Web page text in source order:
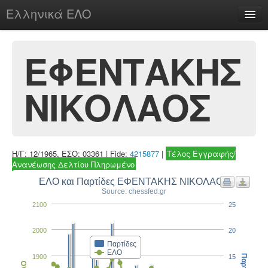
Ελληνικά ΕΛΟ
chesstu.be @ discord
Login
ΕΦΕΝΤΑΚΗΣ
ΝΙΚΟΛΑΟΣ
Η/Γ: 12/1965, ΕΣΟ: 03361 | Fide: 4215877 | Τέλος Εγγραφής/
Ανανέωσης Δελτίου Πληρωμένο
ΕΛΟ και Παρτίδες ΕΦΕΝΤΑΚΗΣ ΝΙΚΟΛΑΟΣ
Source: chessfed.gr
Παρτίδες
ΕΛΟ
1900
2000
2100
15
20
25